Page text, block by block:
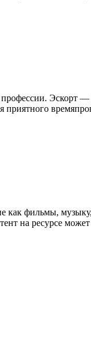
Эскорт —
приятного
как фильмы,
на ресурсе